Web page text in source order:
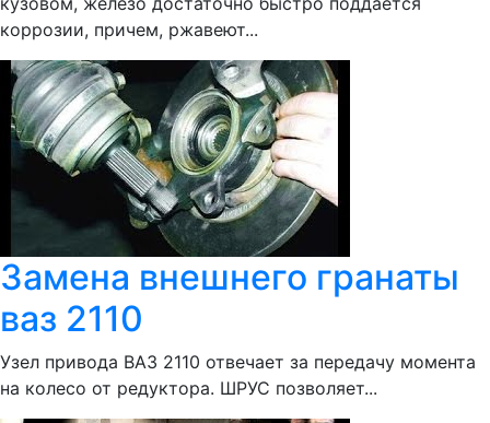
коррозии, причем, ржавеют...
Замена внешнего гранаты
ваз 2110
Узел привода ВАЗ 2110 отвечает за передачу момента
на колесо от редуктора. ШРУС позволяет...